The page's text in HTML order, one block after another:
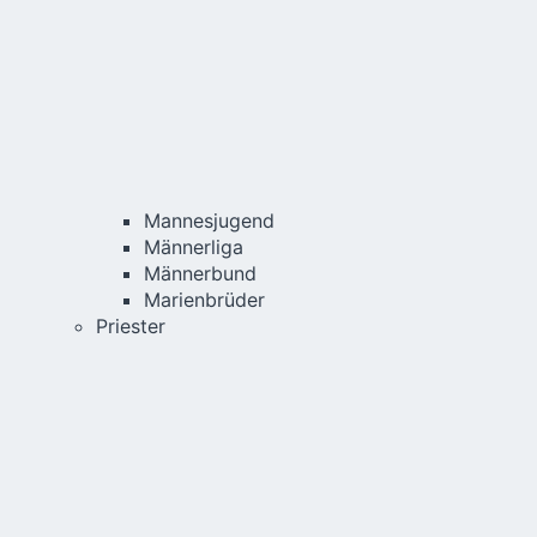
Mannesjugend
Männerliga
Männerbund
Marienbrüder
Priester